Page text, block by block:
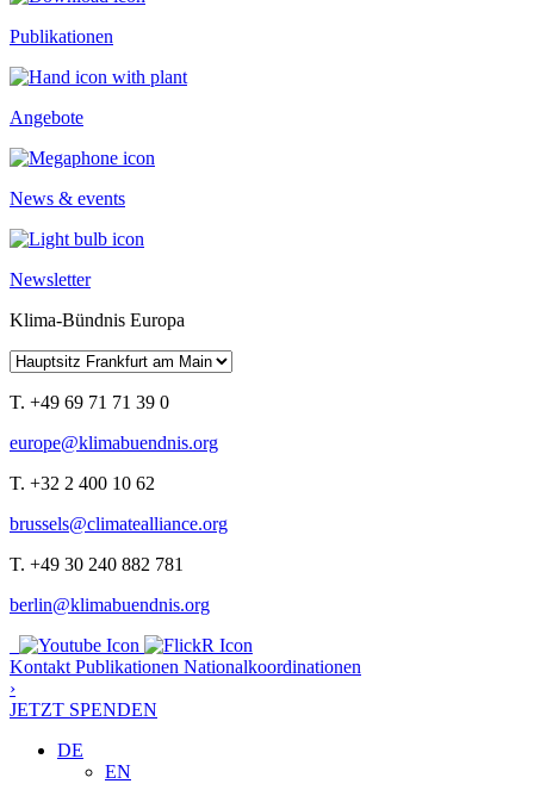
Publikationen
Angebote
News & events
Newsletter
Klima-Bündnis Europa
T. +49 69 71 71 39 0
europe@klimabuendnis.org
T. +32 2 400 10 62
brussels@climatealliance.org
T. +49 30 240 882 781
berlin@klimabuendnis.org
Kontakt Publikationen Nationalkoordinationen
›
JETZT SPENDEN
DE
EN